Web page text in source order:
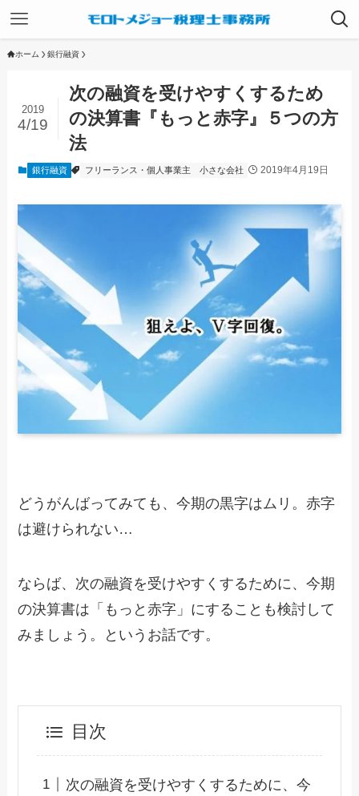
ホーム 銀行融資
次の融資を受けやすくするため
の決算書『もっと赤字』５つの方
法
2019
4/19
銀行融資 フリーランス・個人事業主 小さな会社 2019年4月19日
どうがんばってみても、今期の黒字はムリ。赤字
は避けられない…
ならば、次の融資を受けやすくするために、今期
の決算書は「もっと赤字」にすることも検討して
みましょう。というお話です。
目次
次の融資を受けやすくするために、今